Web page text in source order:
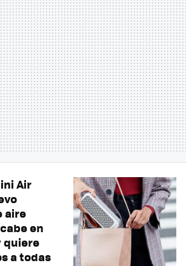
Air
aire
en
quiere
a todas